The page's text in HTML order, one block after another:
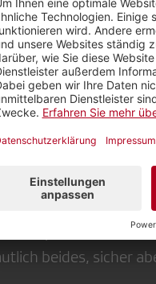
und
zeigt sich
Auftrag
auch gelingt: Da
dabei ist, das ihm
die
beides, sicher